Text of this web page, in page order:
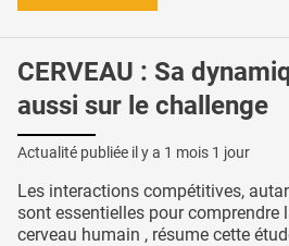
CERVEAU : Sa
aussi sur le challenge
Actualité publiée il y a 1 mois 1 jour
Les interactions compétitives,
sont essentielles pour comprendre
cerveau humain , résume cette